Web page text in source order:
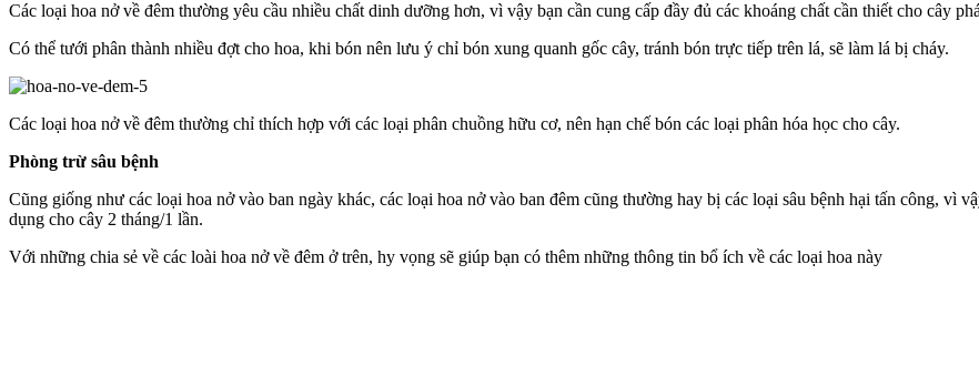
Các loại hoa nở về đêm thường yêu cầu nhiều chất dinh dưỡng hơn, vì vậy bạn cần cung cấp đầy đủ các khoáng chất cần thiết cho cây
Có thể tưới phân thành nhiều đợt cho hoa, khi bón nên lưu ý chỉ bón xung quanh gốc cây, tránh bón trực tiếp trên lá, sẽ làm lá bị cháy.
Các loại hoa nở về đêm thường chỉ thích hợp với các loại phân chuồng hữu cơ, nên hạn chế bón các loại phân hóa học cho cây.
Phòng trừ sâu bệnh
Cũng giống như các loại hoa nở vào ban ngày khác, các loại hoa nở vào ban đêm cũng thường hay bị các loại sâu bệnh hại tấn công, vì
dụng cho cây 2 tháng/1 lần.
Với những chia sẻ về các loài hoa nở về đêm ở trên, hy vọng sẽ giúp bạn có thêm những thông tin bổ ích về các loại hoa này